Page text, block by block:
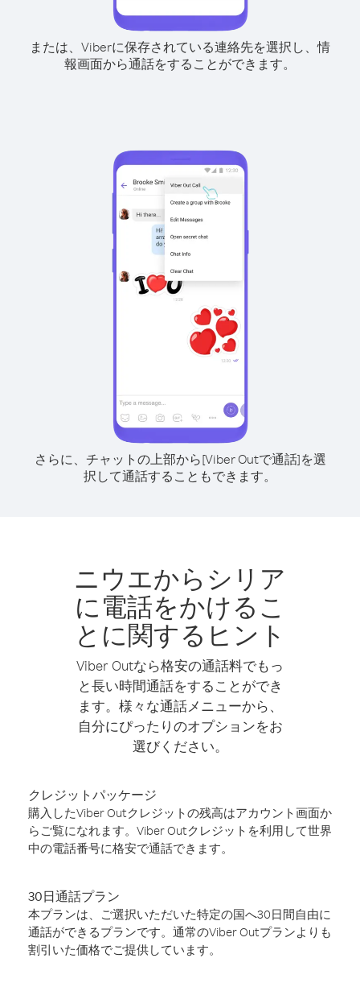
または、Viberに保存されている連絡先を選択し、情
報画面から通話をすることができます。
さらに、チャットの上部から[Viber Outで通話]を選
択して通話することもできます。
ニウエからシリア
に電話をかけるこ
とに関するヒント
Viber Outなら格安の通話料でもっ
と長い時間通話をすることができ
ます。様々な通話メニューから、
自分にぴったりのオプションをお
選びください。
クレジットパッケージ
購入したViber Outクレジットの残高はアカウント画面か
らご覧になれます。Viber Outクレジットを利用して世界
中の電話番号に格安で通話できます。
30日通話プラン
本プランは、ご選択いただいた特定の国へ30日間自由に
通話ができるプランです。通常のViber Outプランよりも
割引いた価格でご提供しています。